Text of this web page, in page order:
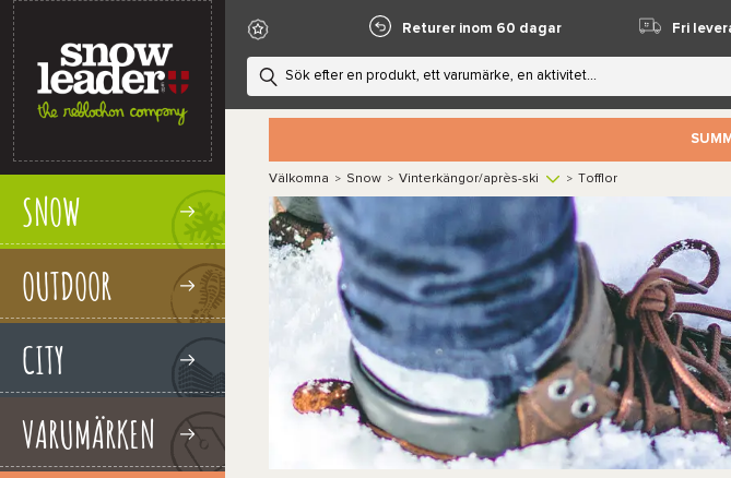
SNOW
OUTDOOR
CITY
VARUMÄRKEN
Returer inom 60 dagar Fri
Välkomna > Snow > Vinterkängor/après-ski > Tofflor